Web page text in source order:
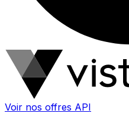
Voir nos offres API